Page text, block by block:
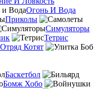
Огонь И Вода
Приколы
Симуляторы
Тетрис
Котят
Баскетбол
Бомж Хобо